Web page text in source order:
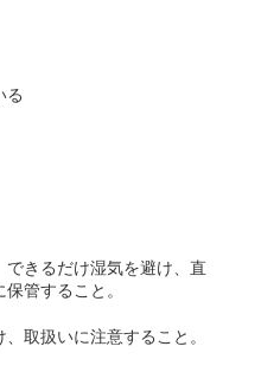
る
きるだけ湿気を避け、直
管すること。
取扱いに注意すること。